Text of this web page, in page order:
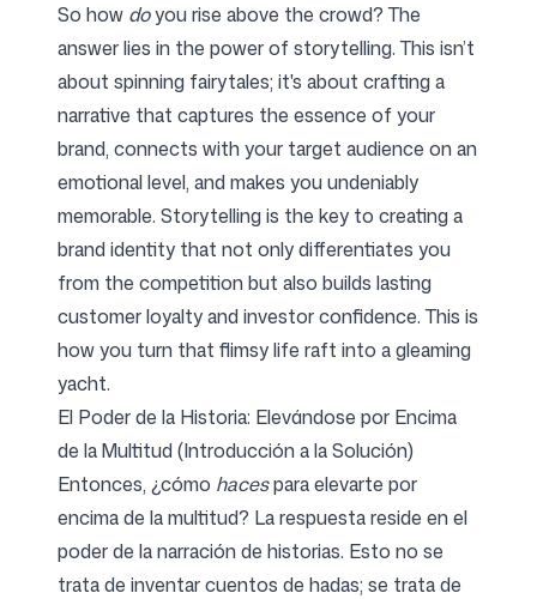
So how doyou rise above the crowd? The
answer lies in the power of storytelling. This isn’t
about spinning fairytales; it's about crafting a
narrative that captures the essence of your
brand, connects with your target audience on an
emotional level, and makes you undeniably
memorable. Storytelling is the key to creating a
brand identity that not only differentiates you
from the competition but also builds lasting
customer loyalty and investor confidence. This is
how you turn that flimsy life raft into a gleaming
yacht.
El Poder de la Historia: Elevándose por Encima
de la Multitud (Introducción a la Solución)
Entonces, ¿cómo hacespara elevarte por
encima de la multitud? La respuesta reside en el
poder de la narración de historias. Esto no se
trata de inventar cuentos de hadas; se trata de